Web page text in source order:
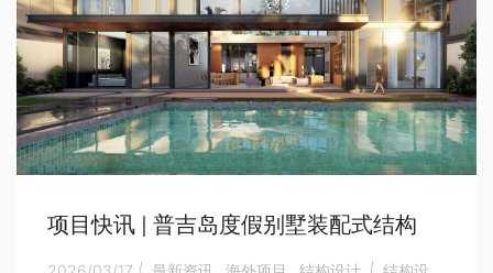
项目快讯 | 普吉岛度假别墅装配式结构